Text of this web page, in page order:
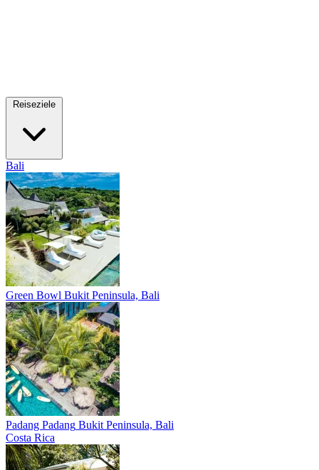
Bali
Green Bowl Bukit Peninsula, Bali
Padang Padang Bukit Peninsula, Bali
Costa Rica